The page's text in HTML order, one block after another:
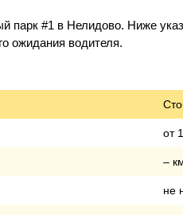
парк #1 в Нелидово. Ниже
ожидания водителя.
от
–
не